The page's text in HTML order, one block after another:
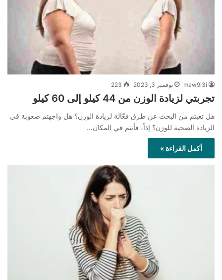
maw9i3i نوفمبر 3, 2023 223
تجربتي لزيادة الوزن من 44 كيلو إلى 60 كيلو
هل تعبتم من البحث عن طرق فعّالة لزيادة الوزن؟ هل واجهتم صعوبة في
الزيادة الصحية للوزن؟ إذاً، فأنتم في المكان…
أكمل القراءة »